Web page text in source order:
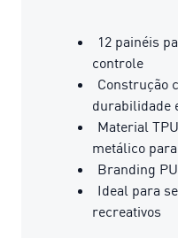
12 painéis
controle
Construção
durabilidade
Material
metálico
Branding
Ideal para
recreativos